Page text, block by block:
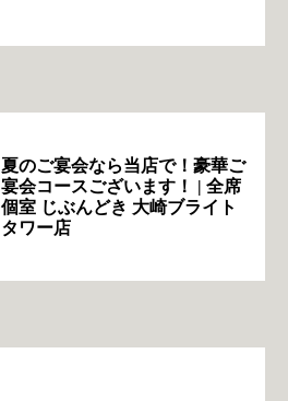
夏のご宴会なら当店で！豪華ご
宴会コースございます！ | 全席
個室 じぶんどき 大崎ブライト
タワー店